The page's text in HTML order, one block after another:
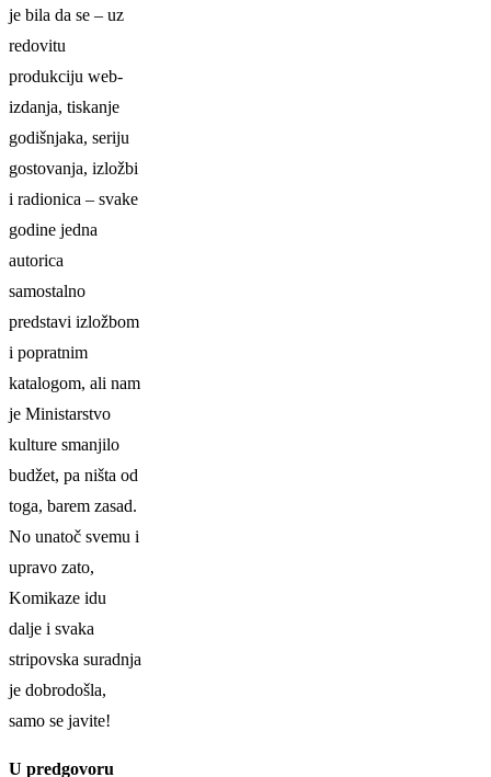
je bila da se – uz
redovitu
produkciju web-
izdanja, tiskanje
godišnjaka, seriju
gostovanja, izložbi
i radionica – svake
godine jedna
autorica
samostalno
predstavi izložbom
i popratnim
katalogom, ali nam
je Ministarstvo
kulture smanjilo
budžet, pa ništa od
toga, barem zasad.
No unatoč svemu i
upravo zato,
Komikaze idu
dalje i svaka
stripovska suradnja
je dobrodošla,
samo se javite!
U predgovoru